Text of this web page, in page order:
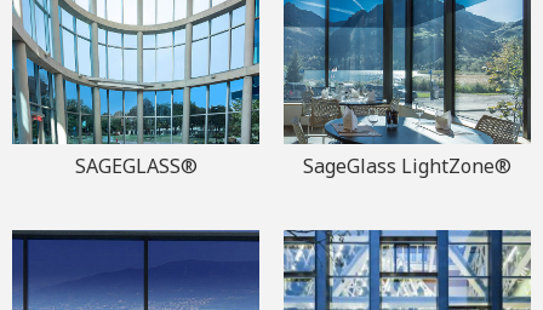
SAGEGLASS® SageGlass LightZone®